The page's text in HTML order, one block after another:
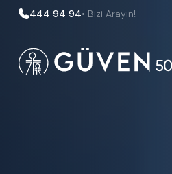
444 94 94• Bizi Arayın!